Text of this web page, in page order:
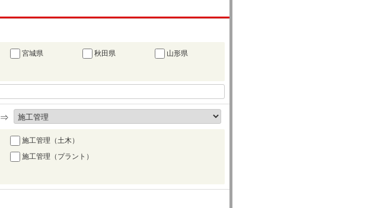
宮城県 秋田県
山形県
⇒
施工管理（土木）
施工管理（プラント）